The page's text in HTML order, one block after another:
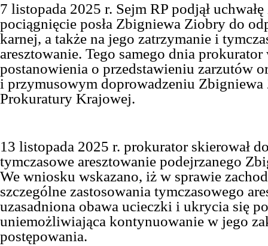
7 listopada 2025 r. Sejm RP podjął
pociągnięcie posła Zbigniewa Ziobry do
karnej, a także na jego zatrzymanie i
aresztowanie. Tego samego dnia prokurator
postanowienia o przedstawieniu zarzutów
i przymusowym doprowadzeniu Zbigniewa
Prokuratury Krajowej.
13 listopada 2025 r. prokurator skierował
tymczasowe aresztowanie podejrzanego
We wniosku wskazano, iż w sprawie
szczególne zastosowania tymczasowego
uzasadniona obawa ucieczki i ukrycia się
uniemożliwiająca kontynuowanie w jego
postępowania.